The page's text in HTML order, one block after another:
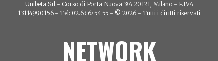
Unibeta Srl - Corso di Porta Nuova 3/A 20121, Milano - P.IVA
13114990156 - Tel: 02.63.67.54.55 - © 2026 - Tutti i diritti riservati
NETWORK